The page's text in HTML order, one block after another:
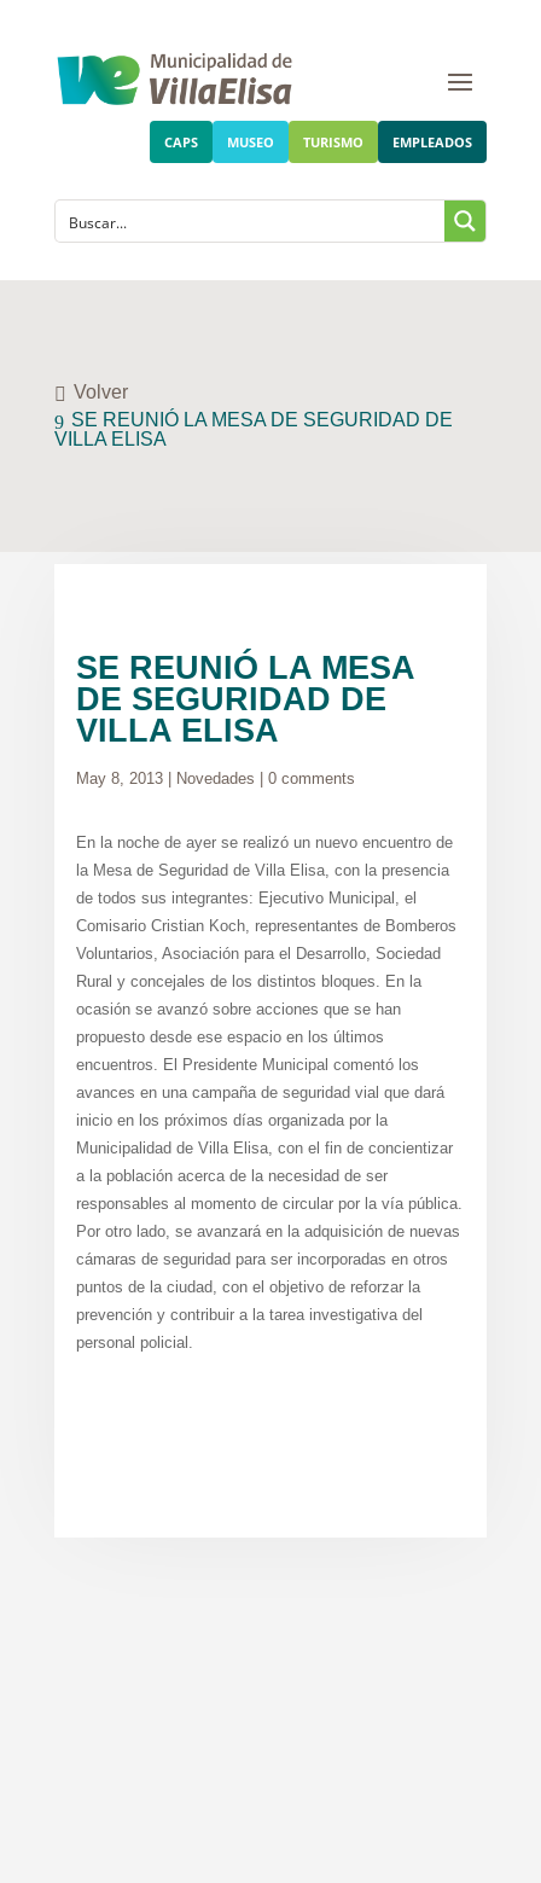
CAPS MUSEO TURISMO EMPLEADOS
Volver
SE REUNIÓ LA MESA DE SEGURIDAD DE
VILLA ELISA
SE REUNIÓ LA MESA
DE SEGURIDAD DE
VILLA ELISA
May 8, 2013| Novedades 0 comments
En la noche de ayer se realizó un nuevo encuentro de
la Mesa de Seguridad de Villa Elisa, con la presencia
de todos sus integrantes: Ejecutivo Municipal, el
Comisario Cristian Koch, representantes de Bomberos
Voluntarios, Asociación para el Desarrollo, Sociedad
Rural y concejales de los distintos bloques. En la
ocasión se avanzó sobre acciones que se han
propuesto desde ese espacio en los últimos
encuentros. El Presidente Municipal comentó los
avances en una campaña de seguridad vial que dará
inicio en los próximos días organizada por la
Municipalidad de Villa Elisa, con el fin de concientizar
a la población acerca de la necesidad de ser
responsables al momento de circular por la vía pública.
Por otro lado, se avanzará en la adquisición de nuevas
cámaras de seguridad para ser incorporadas en otros
puntos de la ciudad, con el objetivo de reforzar la
prevención y contribuir a la tarea investigativa del
personal policial.